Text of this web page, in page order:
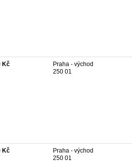
Kč
Praha - východ
250 01
Kč
Praha - východ
250 01